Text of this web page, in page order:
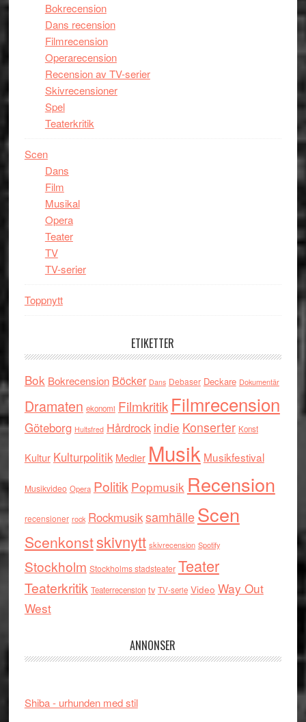
Bokrecension
Dans recension
Filmrecension
Operarecension
Recension av TV-serier
Skivrecensioner
Spel
Teaterkritik
Scen
Dans
Film
Musikal
Opera
Teater
TV
TV-serier
Toppnytt
ETIKETTER
Bok Bokrecension Böcker Dans Debaser Deckare Dokumentär
Dramaten ekonomi Filmkritik Filmrecension
Göteborg Hultsfred Hårdrock indie Konserter Konst
Kultur Kulturpolitik Medier Musik Musikfestival
Musikvideo Opera Politik Popmusik Recension
recensioner rock RockmusiksamhälleScen
Scenkonstskivnytt skivrecension Spotify
Stockholm Stockholms stadsteater Teater
Teaterkritik Teaterrecension tv TV-serie Video Way Out
West
ANNONSER
Shiba - urhunden med stil